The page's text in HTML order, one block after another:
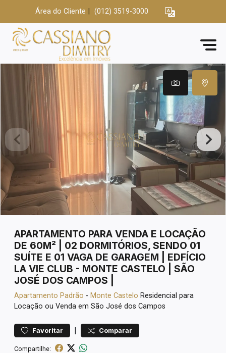
Área do Cliente (012) 3519-3000
APARTAMENTO PARA VENDA E LOCAÇÃO
DE 60M² | 02 DORMITÓRIOS, SENDO 01
SUÍTE E 01 VAGA DE GARAGEM | EDFÍCIO
LA VIE CLUB - MONTE CASTELO | SÃO
JOSÉ DOS CAMPOS |
Apartamento Padrão - Monte Castelo Residencial para
Locação ou Venda em São José dos Campos
Favoritar | Comparar
Compartilhe: